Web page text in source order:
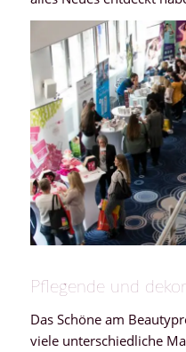
Pflegende und
Das Schöne am
viele unterschiedliche